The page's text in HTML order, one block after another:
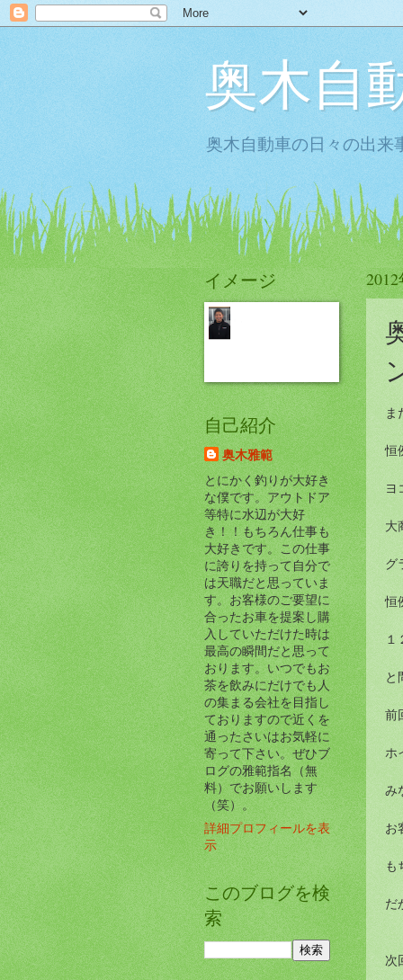
奥木自
奥木自動車の日々の出来
ま
恒
ヨ
大
グ
恒
と
前
ホ
み
お
も
だ
次
イメージ
自己紹介
奥木雅範
とにかく釣りが大好き
な僕です。アウトドア
等特に水辺が大好
き！！もちろん仕事も
大好きです。この仕事
に誇りを持って自分で
は天職だと思っていま
す。お客様のご要望に
合ったお車を提案し購
入していただけた時は
最高の瞬間だと思って
おります。いつでもお
茶を飲みにだけでも人
の集まる会社を目指し
ておりますので近くを
通ったさいはお気軽に
寄って下さい。ぜひブ
ログの雅範指名（無
料）でお願いします
（笑）。
詳細プロフィールを表
示
このブログを検
索